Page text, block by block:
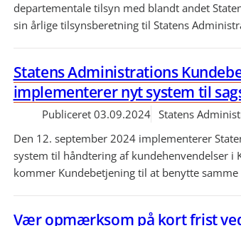
departementale tilsyn med blandt andet
sin årlige tilsynsberetning til Statens
Statens Administrations
implementerer nyt system til
Publiceret 03.09.2024 Statens
Den 12. september 2024 implementerer
system til håndtering af kundehenvendelser i
kommer Kundebetjening til at benytte samme
Vær opmærksom på kort frist